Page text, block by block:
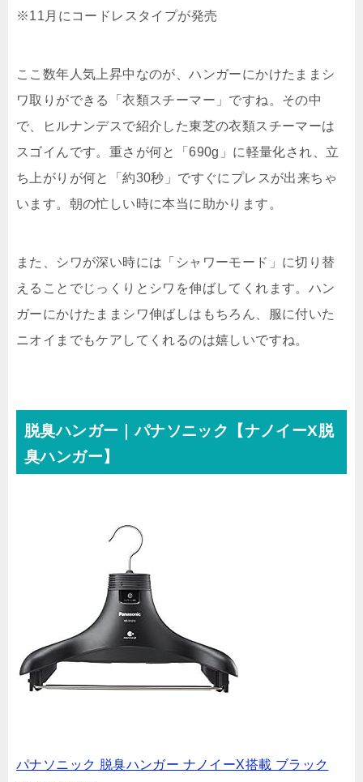
※11月にコードレスタイプが発売
ここ数年人気上昇中なのが、ハンガーにかけたままシ
ワ取りができる「衣類スチーマー」ですね。その中
で、ヒルナンデスで紹介した東芝の衣類スチーマーは
スゴイんです。重さが何と「690g」に軽量化され、立
ち上がりが何と「約30秒」ですぐにプレスが出来ちゃ
います。朝の忙しい時に本当に助かります。
また、シワが深い時には「シャワーモード」に切り替
えることでじっくりとシワを伸ばしてくれます。ハン
ガーにかけたままシワ伸ばしはもちろん、服に付いた
ニオイまでもケアしてくれるのは嬉しいですね。
脱臭ハンガー｜パナソニック【ナノイーX脱
臭ハンガー】
パナソニック 脱臭ハンガー ナノイーX搭載 ブラック